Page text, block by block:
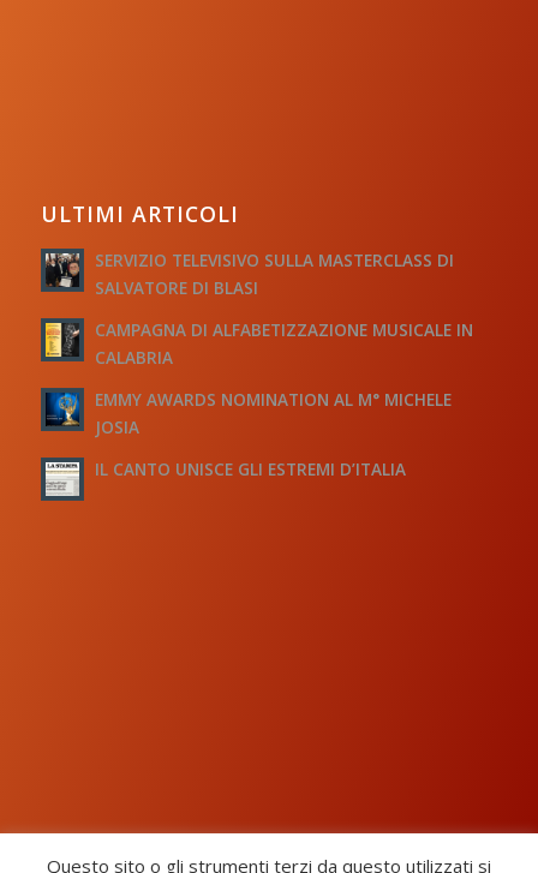
ULTIMI ARTICOLI
SERVIZIO TELEVISIVO SULLA MASTERCLASS DI
SALVATORE DI BLASI
CAMPAGNA DI ALFABETIZZAZIONE MUSICALE IN
CALABRIA
EMMY AWARDS NOMINATION AL M° MICHELE
JOSIA
IL CANTO UNISCE GLI ESTREMI D’ITALIA
Questo sito o gli strumenti terzi da questo utilizzati si